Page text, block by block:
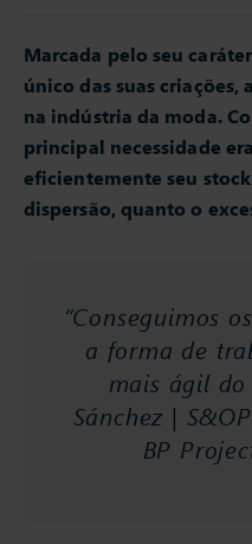
Marcada pelo seu
único das suas criações,
na indústria da moda.
principal necessidade
eficientemente seu
dispersão, quanto o
“Conseguimos
a forma de
mais ágil do
Sánchez |
BP